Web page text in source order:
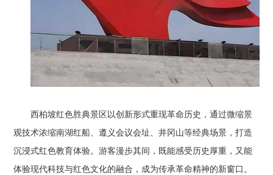
西柏坡红色胜典景区以创新形式重现革命历史，通过微缩景
观技术浓缩南湖红船、遵义会议会址、井冈山等经典场景，打造
沉浸式红色教育体验。游客漫步其间，既能感受历史厚重，又能
体验现代科技与红色文化的融合，成为传承革命精神的新窗口。